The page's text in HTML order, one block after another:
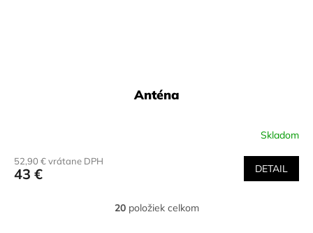
Anténa
Skladom
52,90 € vrátane DPH
43 € DETAIL
O
20položiek celkom